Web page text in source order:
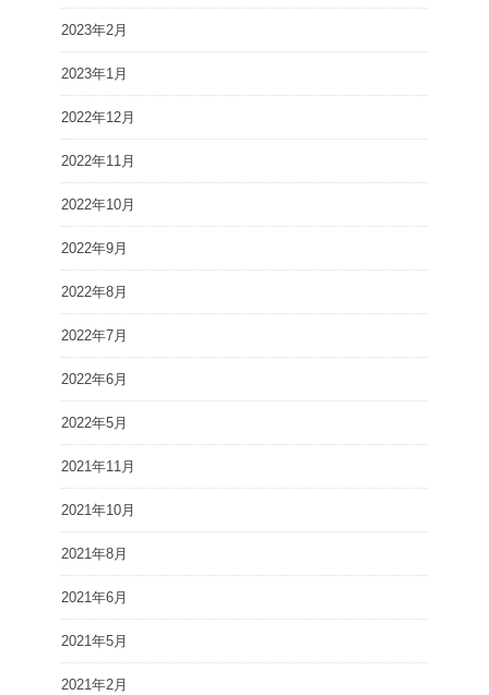
2023年2月
2023年1月
2022年12月
2022年11月
2022年10月
2022年9月
2022年8月
2022年7月
2022年6月
2022年5月
2021年11月
2021年10月
2021年8月
2021年6月
2021年5月
2021年2月